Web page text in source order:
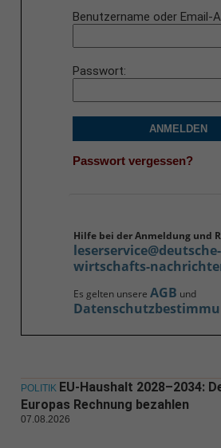
Benutzername oder Email-
Passwort
ANMELDEN
Passwort vergessen?
Hilfe bei der Anmeldung und
leserservice@deutsche-
wirtschafts-
Es gelten unsere AGB und
POLITIK EU-Haushalt 2028–2034:
Europas Rechnung bezahlen
07.08.2026